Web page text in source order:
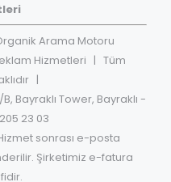
Arama Motoru
Hizmetleri | Tüm
|
Bayraklı Tower, Bayraklı -
23 03
sonrası e-posta
Şirketimiz e-fatura